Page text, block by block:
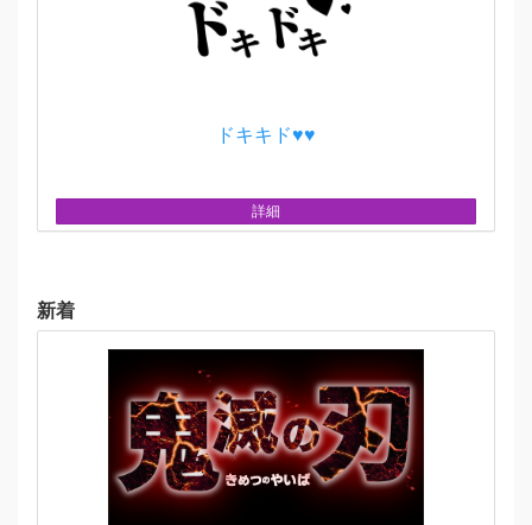
ドキキド♥♥
詳細
新着